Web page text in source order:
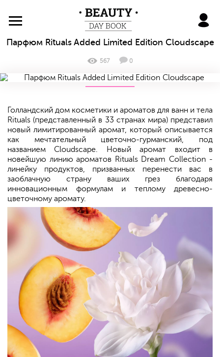
BeautyDayBook
Парфюм Rituals Added Limited Edition Cloudscape
567 0
Голландский дом косметики и ароматов для ванн и тела
Rituals (представленный в 33 странах мира) представил
новый лимитированный аромат, который описывается
как мечтательный цветочно-гурманский, под
названием Cloudscape. Новый аромат входит в
новейшую линию ароматов Rituals Dream Collection -
линейку продуктов, призванных перенести вас в
заоблачную страну ваших грез благодаря
инновационным формулам и теплому древесно-
цветочному аромату.